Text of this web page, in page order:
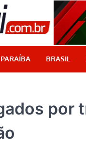
PB
PARAÍBA BRASIL
por